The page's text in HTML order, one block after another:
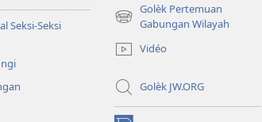
Seksi-Seksi
Golèk Pertemuan
Gabungan Wilayah
(opens
window)Vidéo
Golèk JW.ORG